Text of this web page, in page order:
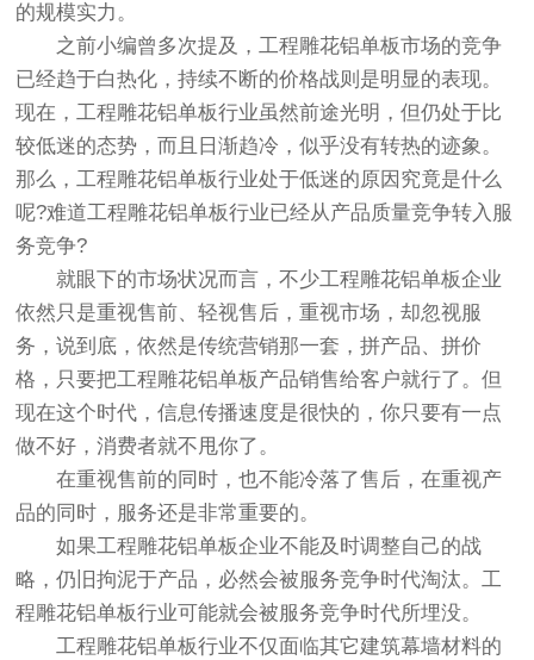
的规模实力。
之前小编曾多次提及，工程雕花铝单板市场的竞争
已经趋于白热化，持续不断的价格战则是明显的表现。
现在，工程雕花铝单板行业虽然前途光明，但仍处于比
较低迷的态势，而且日渐趋冷，似乎没有转热的迹象。
那么，工程雕花铝单板行业处于低迷的原因究竟是什么
呢?难道工程雕花铝单板行业已经从产品质量竞争转入服
务竞争?
就眼下的市场状况而言，不少工程雕花铝单板企业
依然只是重视售前、轻视售后，重视市场，却忽视服
务，说到底，依然是传统营销那一套，拼产品、拼价
格，只要把工程雕花铝单板产品销售给客户就行了。但
现在这个时代，信息传播速度是很快的，你只要有一点
做不好，消费者就不甩你了。
在重视售前的同时，也不能冷落了售后，在重视产
品的同时，服务还是非常重要的。
如果工程雕花铝单板企业不能及时调整自己的战
略，仍旧拘泥于产品，必然会被服务竞争时代淘汰。工
程雕花铝单板行业可能就会被服务竞争时代所埋没。
工程雕花铝单板行业不仅面临其它建筑幕墙材料的